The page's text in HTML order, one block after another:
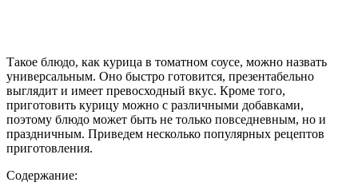
Такое блюдо, как курица в томатном соусе, можно назвать
универсальным. Оно быстро готовится, презентабельно
выглядит и имеет превосходный вкус. Кроме того,
приготовить курицу можно с различными добавками,
поэтому блюдо может быть не только повседневным, но и
праздничным. Приведем несколько популярных рецептов
приготовления.
Содержание: